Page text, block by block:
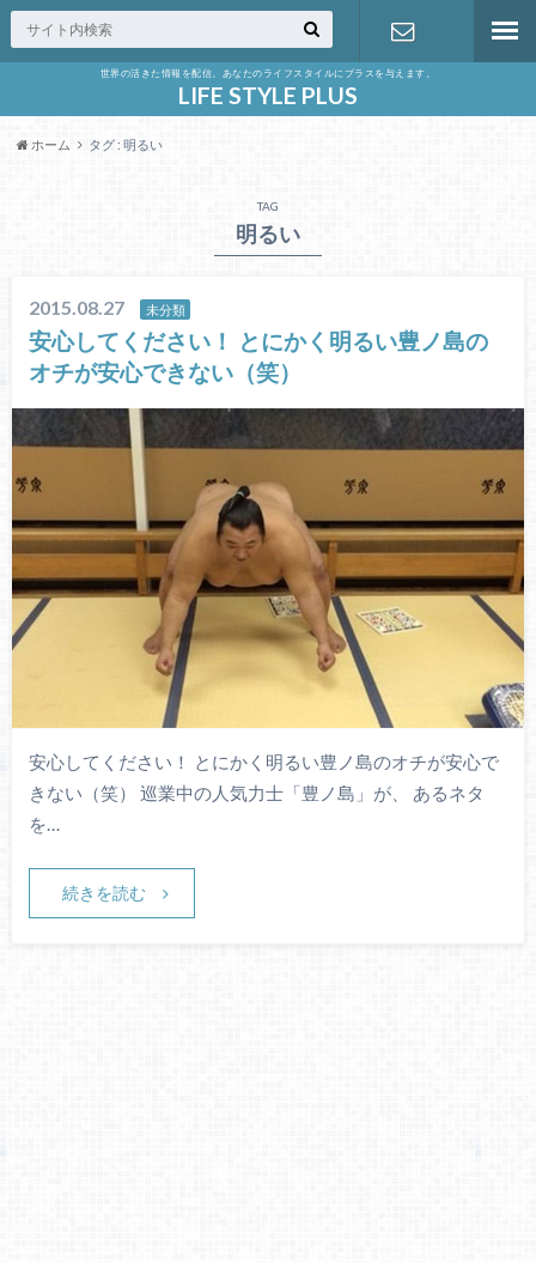
世界の活きた情報を配信。あなたのライフスタイルにプラスを与えます。
LIFE STYLE PLUS
ホーム タグ : 明るい
TAG
明るい
2015.08.27 未分類
安心してください！ とにかく明るい豊ノ島の
オチが安心できない（笑）
安心してください！ とにかく明るい豊ノ島のオチが安心で
きない（笑） 巡業中の人気力士「豊ノ島」が、 あるネタ
を…
続きを読む